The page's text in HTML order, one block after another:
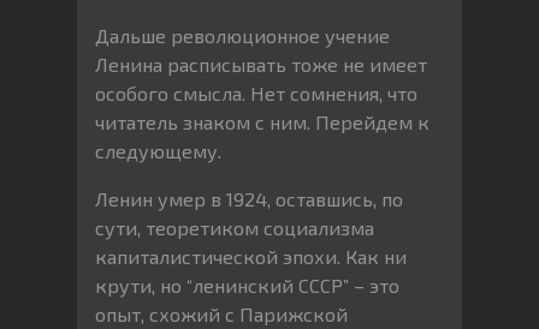
Дальше революционное учение
Ленина расписывать тоже не имеет
особого смысла. Нет сомнения, что
читатель знаком с ним. Перейдем к
следующему.
Ленин умер в 1924, оставшись, по
сути, теоретиком социализма
капиталистической эпохи. Как ни
крути, но “ленинский СССР” – это
опыт, схожий с Парижской